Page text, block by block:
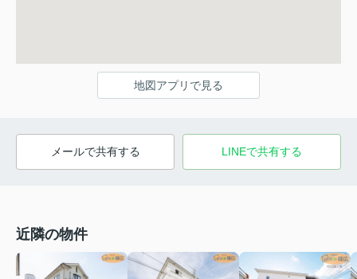
地図アプリで見る
メールで共有する LINEで共有する
近隣の物件